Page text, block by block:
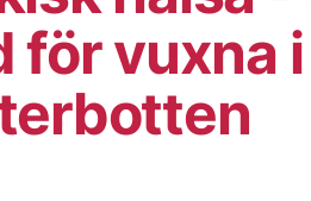
för vuxna i